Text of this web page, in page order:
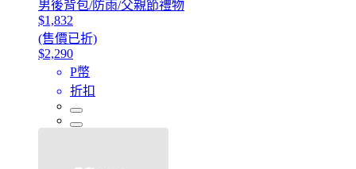
男後背包/防雨/父親節禮物
$1,832
(售價已折)
$2,290
P幣
折扣